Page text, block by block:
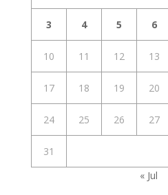
3 4 5 6
10 11 12 13
17 18 19 20
24 25 26 27
31
« Jul